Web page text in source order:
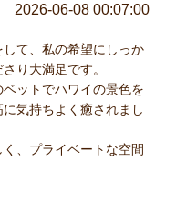
2026-06-08 00:07:00
て、私の希望にしっか
り大満足です。
ットでハワイの景色を
気持ちよく癒されまし
、プライベートな空間